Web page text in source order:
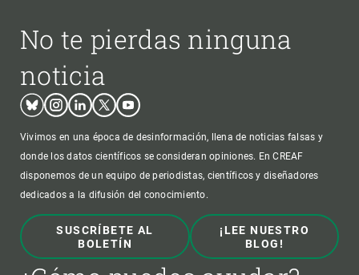
No te pierdas ninguna
noticia
BlueskyInstagram
LinkedinTwitterYoutube
Vivimos en una época de desinformación, llena de noticias falsas y
donde los datos científicos se consideran opiniones. En CREAF
disponemos de un equipo de periodistas, científicos y diseñadores
dedicados a la difusión del conocimiento.
SUSCRÍBETE AL
BOLETÍN
¡LEE NUESTRO
BLOG!